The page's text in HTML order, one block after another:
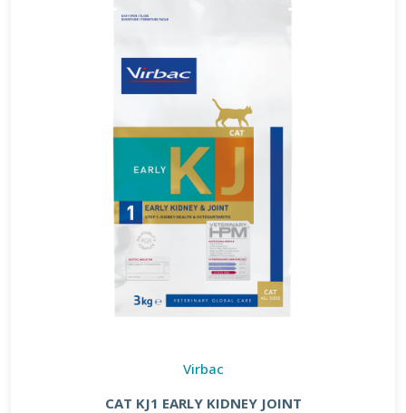
Virbac
CAT KJ1 EARLY KIDNEY JOINT